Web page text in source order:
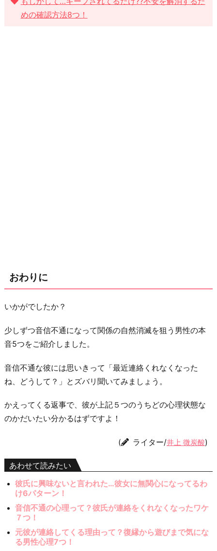
めの確認方法8つ！
おわりに
いかがでしたか？
少しずつ音信不通になって関係の自然消滅を狙う男性の本
音5つをご紹介しました。
音信不通な彼には思いきって「最近連絡くれなくなった
ね、どうして？」とズバリ聞いてみましょう。
かえってくる返事で、彼が上記５つのうちどの心理状態な
のかだいたい分かるはずですよ！
( ライター/井上 微炭酸)
あわせて読みたい
彼氏に興味ないと言われた…彼女に無関心になってるわ
け6パターン！
音信不通の心理って？彼氏が連絡をくれなくなったワケ
７つ！
元彼が連絡してくる理由って？復縁から遊びまで気にな
る男性心理7つ！